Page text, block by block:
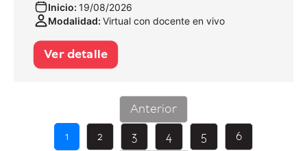
Inicio: 19/08/2026
Modalidad: Virtual con docente en vivo
Ver detalle
Anterior
1
2 3 4 5
6